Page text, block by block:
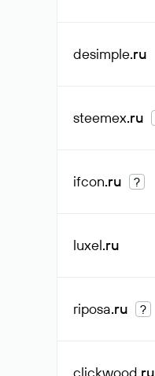
desimple.ru
steemex.ru
ifcon.ru ?
luxel.ru
riposa.ru ?